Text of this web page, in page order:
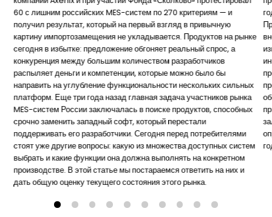
60 с лишним российских MES-систем по 270 критериям — и
получил результат, который на первый взгляд в привычную
картину импортозамещения не укладывается. Продуктов на рынке
сегодня в избытке: предложение обгоняет реальный спрос, а
конкуренция между большим количеством разработчиков
распыляет деньги и компетенции, которые можно было бы
направить на углубление функциональности нескольких сильных
платформ. Еще три года назад главная задача участников рынка
MES-систем России заключалась в поиске продуктов, способных
срочно заменить западный софт, который перестали
поддерживать его разработчики. Сегодня перед потребителями
стоят уже другие вопросы: какую из множества доступных систем
выбрать и какие функции она должна выполнять на конкретном
производстве. В этой статье мы постараемся ответить на них и
дать общую оценку текущего состояния этого рынка.